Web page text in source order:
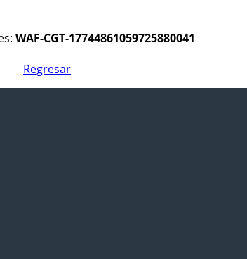
WAF-CGT-17744861059725880041
Regresar